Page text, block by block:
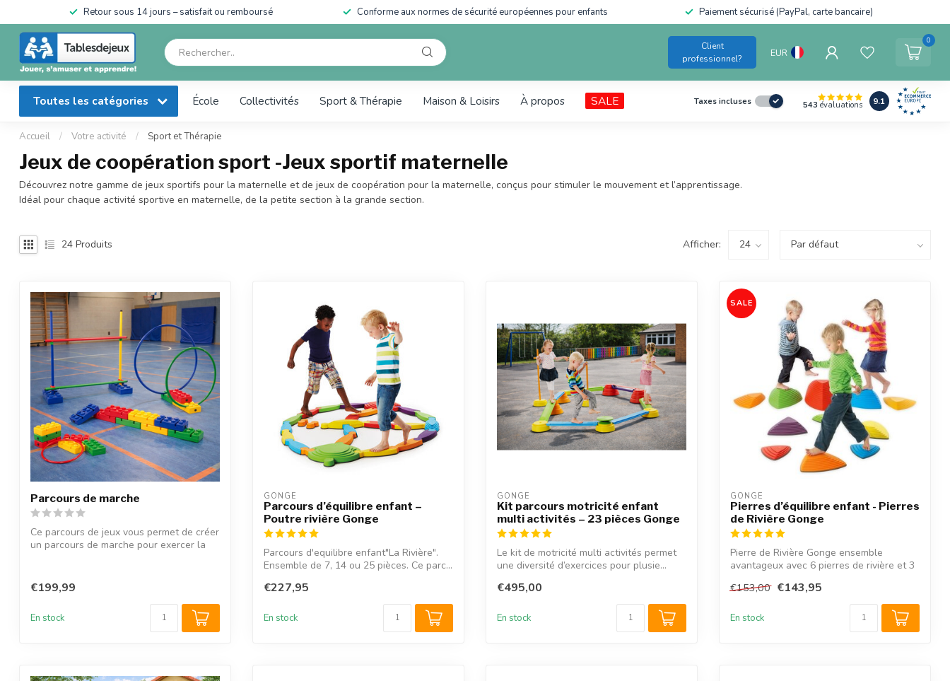
Expédié le jour même (commande avant 18h) – livraison rapide en
France et Belgique Retour sous 14 jours – satisfait ou remboursé Conforme aux normes de sécurité européennes pour enfants
Client
professionnel?
EUR
0
Toutes les catégories École Collectivités Sport & Thérapie Maison & Loisirs À propos SALE Taxes incluses 543 évaluations 9.1
Accueil / Votre activité / Sport et Thérapie
Jeux de coopération sport -Jeux sportif maternelle
Découvrez notre gamme de jeux sportifs pour la maternelle et de jeux de coopération pour la maternelle, conçus pour stimuler le mouvement et l’apprentissage.
Idéal pour chaque activité sportive en maternelle, de la petite section à la grande section.
24 Produits Afficher:
Parcours de marche
Ce parcours de jeux vous permet de créer
un parcours de marche pour exercer la
€199,99
En stock
GONGE
Parcours d’équilibre enfant –
Poutre rivière Gonge
Parcours d'equilibre enfant"La Rivière".
Ensemble de 7, 14 ou 25 pièces. Ce parc...
€227,95
En stock
GONGE
Kit parcours motricité enfant
multi activités – 23 pièces Gonge
Le kit de motricité multi activités permet
une diversité d’exercices pour plusie...
€495,00
En stock
SALE
GONGE
Pierres d’équilibre enfant - Pierres
de Rivière Gonge
Pierre de Rivière Gonge ensemble
avantageux avec 6 pierres de rivière et 3
€153,00 €143,95
En stock